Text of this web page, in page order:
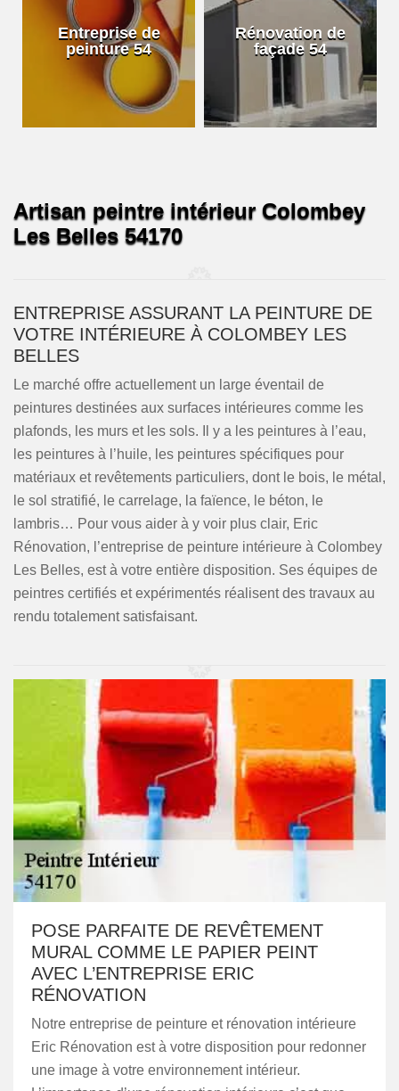
Entreprise de
peinture 54
Rénovation de
façade 54
Artisan peintre intérieur Colombey
Les Belles 54170
ENTREPRISE ASSURANT LA PEINTURE DE
VOTRE INTÉRIEURE À COLOMBEY LES
BELLES
Le marché offre actuellement un large éventail de
peintures destinées aux surfaces intérieures comme les
plafonds, les murs et les sols. Il y a les peintures à l’eau,
les peintures à l’huile, les peintures spécifiques pour
matériaux et revêtements particuliers, dont le bois, le métal,
le sol stratifié, le carrelage, la faïence, le béton, le
lambris… Pour vous aider à y voir plus clair, Eric
Rénovation, l’entreprise de peinture intérieure à Colombey
Les Belles, est à votre entière disposition. Ses équipes de
peintres certifiés et expérimentés réalisent des travaux au
rendu totalement satisfaisant.
POSE PARFAITE DE REVÊTEMENT
MURAL COMME LE PAPIER PEINT
AVEC L’ENTREPRISE ERIC
RÉNOVATION
Notre entreprise de peinture et rénovation intérieure
Eric Rénovation est à votre disposition pour redonner
une image à votre environnement intérieur.